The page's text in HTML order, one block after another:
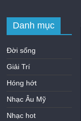
Danh mục
Đời sống
Giải Trí
Hóng hớt
Nhạc Âu Mỹ
Nhạc hot